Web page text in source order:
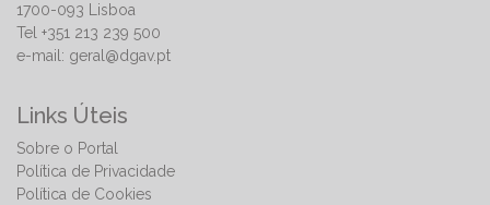
1700-093 Lisboa
Tel +351 213 239 500
e-mail: geral@dgav.pt
Links Úteis
Sobre o Portal
Política de Privacidade
Política de Cookies